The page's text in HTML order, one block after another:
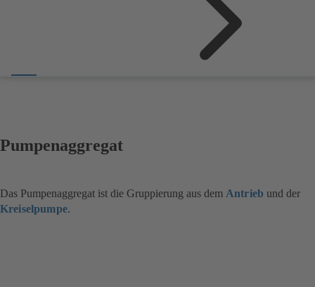
Pumpenaggregat
Das Pumpenaggregat ist die Gruppierung aus dem Antrieb und der
Kreiselpumpe.